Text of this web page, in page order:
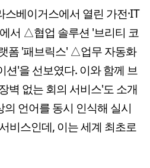
스베이거스에서 열린 가전·IT
서 △협업 솔루션 '브리티 코
폼 '패브릭스' △업무 자동화
션'을 선보였다. 이와 함께 브
벽 없는 회의 서비스'도 소개
언어를 동시 인식해 실시
비스인데, 이는 세계 최초로